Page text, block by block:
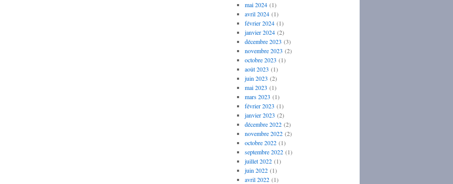
mai 2024(1)
avril 2024(1)
février 2024(1)
janvier 2024(2)
décembre 2023 (3)
novembre 2023 (2)
octobre 2023 (1)
août 2023 (1)
juin 2023 (2)
mai 2023 (1)
mars 2023 (1)
février 2023 (1)
janvier 2023 (2)
décembre 2022(2)
novembre 2022(2)
octobre 2022(1)
septembre 2022(1)
juillet 2022(1)
juin 2022(1)
avril 2022(1)